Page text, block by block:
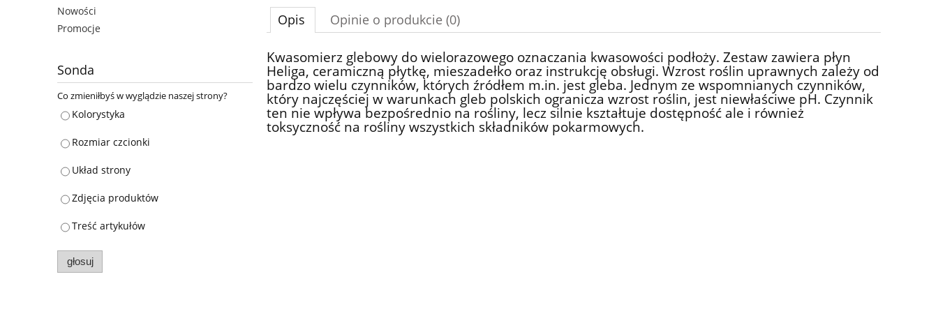
Nowości
Promocje
Sonda
Co zmieniłbyś w wyglądzie naszej strony?
Kolorystyka
Rozmiar czcionki
Układ strony
Zdjęcia produktów
Treść artykułów
głosuj
Opis Opinie o produkcie (0)
Kwasomierz glebowy do wielorazowego oznaczania kwasowości podłoży. Zestaw zawiera płyn
Heliga, ceramiczną płytkę, mieszadełko oraz instrukcję obsługi. Wzrost roślin uprawnych zależy od
bardzo wielu czynników, których źródłem m.in. jest gleba. Jednym ze wspomnianych czynników,
który najczęściej w warunkach gleb polskich ogranicza wzrost roślin, jest niewłaściwe pH. Czynnik
ten nie wpływa bezpośrednio na rośliny, lecz silnie kształtuje dostępność ale i również
toksyczność na rośliny wszystkich składników pokarmowych.